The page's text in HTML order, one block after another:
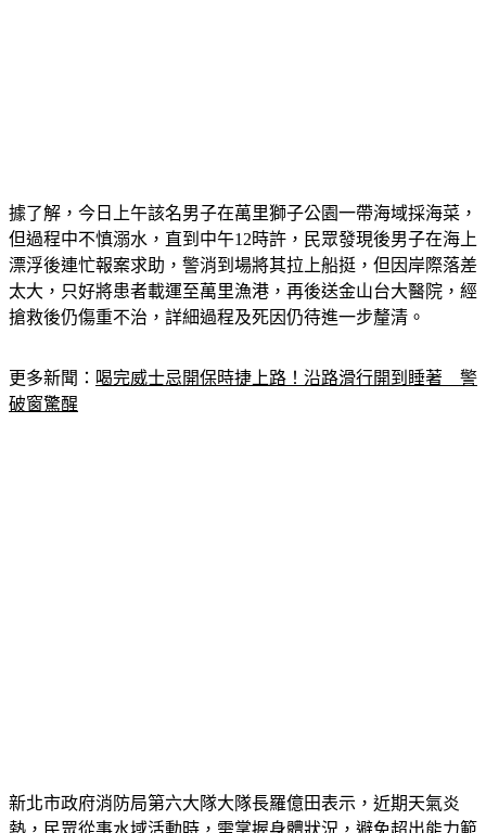
據了解，今日上午該名男子在萬里獅子公園一帶海域採海菜，
但過程中不慎溺水，直到中午12時許，民眾發現後男子在海上
漂浮後連忙報案求助，警消到場將其拉上船挺，但因岸際落差
太大，只好將患者載運至萬里漁港，再後送金山台大醫院，經
搶救後仍傷重不治，詳細過程及死因仍待進一步釐清。
更多新聞： 喝完威士忌開保時捷上路！沿路滑行開到睡著　警
破窗驚醒
新北市政府消防局第六大隊大隊長羅億田表示，近期天氣炎
熱，民眾從事水域活動時，需掌握身體狀況，避免超出能力範